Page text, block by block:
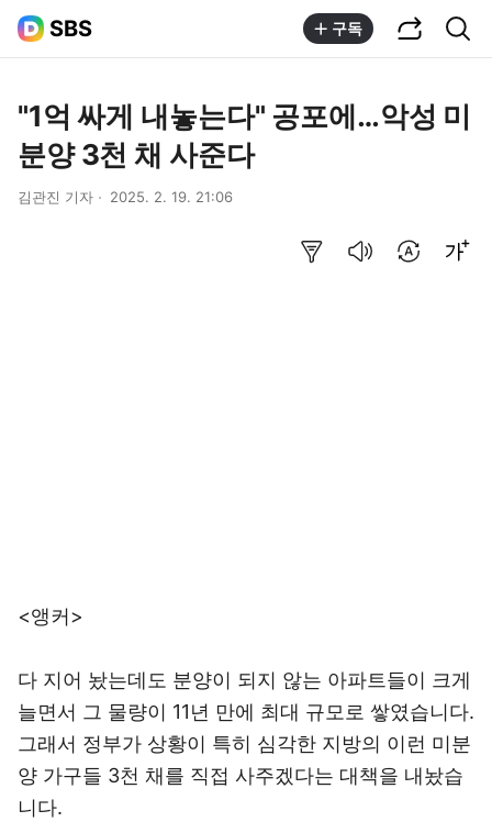
SBS 구독
"1억 싸게 내놓는다" 공포에…악성 미
분양 3천 채 사준다
김관진 기자 2025. 2. 19. 21:06
<앵커>
다 지어 놨는데도 분양이 되지 않는 아파트들이 크게
늘면서 그 물량이 11년 만에 최대 규모로 쌓였습니다.
그래서 정부가 상황이 특히 심각한 지방의 이런 미분
양 가구들 3천 채를 직접 사주겠다는 대책을 내놨습
니다.